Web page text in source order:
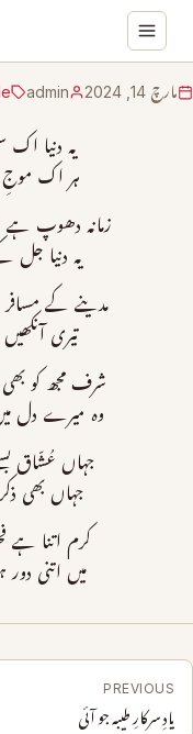
مارچ 14, 2024 admin
یہ دنیا اک
ہر اک موجِ
زمانہ دھوپ ہے
یہ دنیا جل
مدینے کے
تیری
شرف مجھ کو
وہ میرے دل
جہاں عُشّاق
جہاں بھی
کرم اتنا ہے
میں اتنی
PREVIOUS
یادِ سرکارِ طیبہ جو آئی